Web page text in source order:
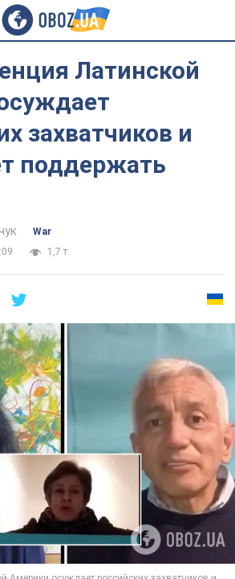
Латинской
захватчиков и
поддержать
War
1,7 т.